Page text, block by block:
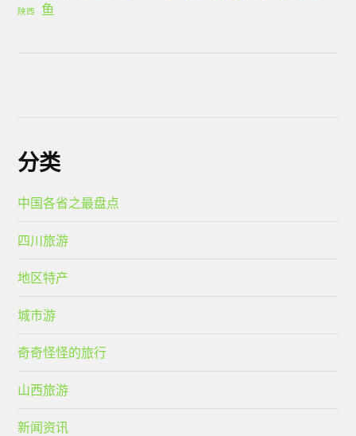
陕西 鱼
分类
中国各省之最盘点
四川旅游
地区特产
城市游
奇奇怪怪的旅行
山西旅游
新闻资讯